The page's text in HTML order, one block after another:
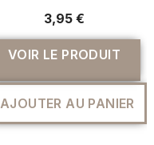
3,95 €
VOIR LE PRODUIT
AJOUTER AU PANIER